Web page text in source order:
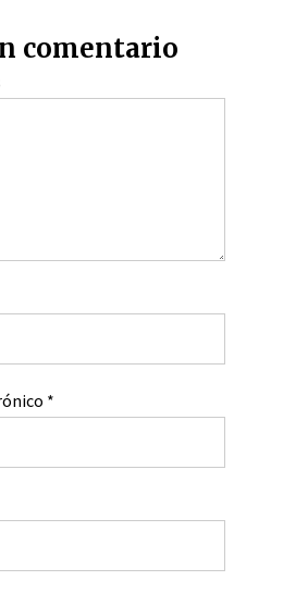
comentario
*